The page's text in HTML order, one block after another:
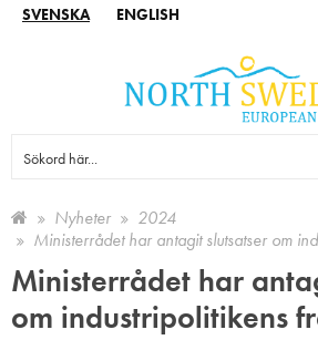
SVENSKA ENGLISH
Nyheter
2024
Ministerrådet har antagit slutsatser om
Ministerrådet har
om industripolitikens